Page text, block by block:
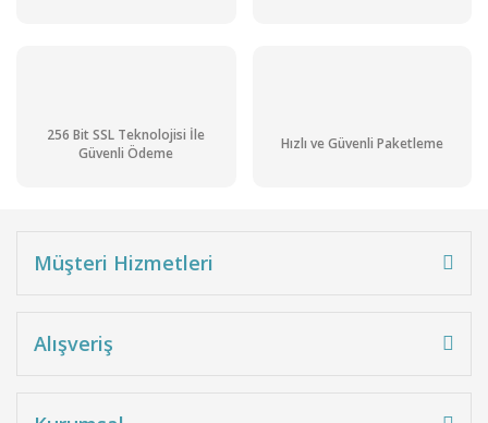
256 Bit SSL Teknolojisi İle
Güvenli Ödeme
Hızlı ve Güvenli Paketleme
Müşteri Hizmetleri
Alışveriş